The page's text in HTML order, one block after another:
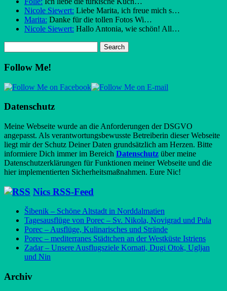
Nicole Siewert: Liebe Marita, ich freue mich s…
Marita: Danke für die tollen Fotos Wi…
Nicole Siewert: Hallo Antonia, wie schön! All…
Follow Me!
Datenschutz
Meine Webseite wurde an die Anforderungen der DSGVO
angepasst. Als verantwortungsbewusste Betreiberin dieser Webseite
liegt mir der Schutz Deiner Daten grundsätzlich am Herzen. Bitte
informiere Dich immer im Bereich Datenschutz über meine
Datenschutzerklärungen für Funktionen meiner Webseite und die
hier implementierten Sicherheitsmaßnahmen. Eure Nic!
Nics RSS-Feed
Šibenik – Schöne Altstadt in Norddalmatien
Tagesausflüge von Porec – Sv. Nikola, Novigrad und Pula
Porec – Ausflüge, Kulinarisches und Strände
Porec – mediterranes Städtchen an der Westküste Istriens
Zadar – Unsere Ausflugsziele Kornati, Dugi Otok, Ugljan
und Nin
Archiv